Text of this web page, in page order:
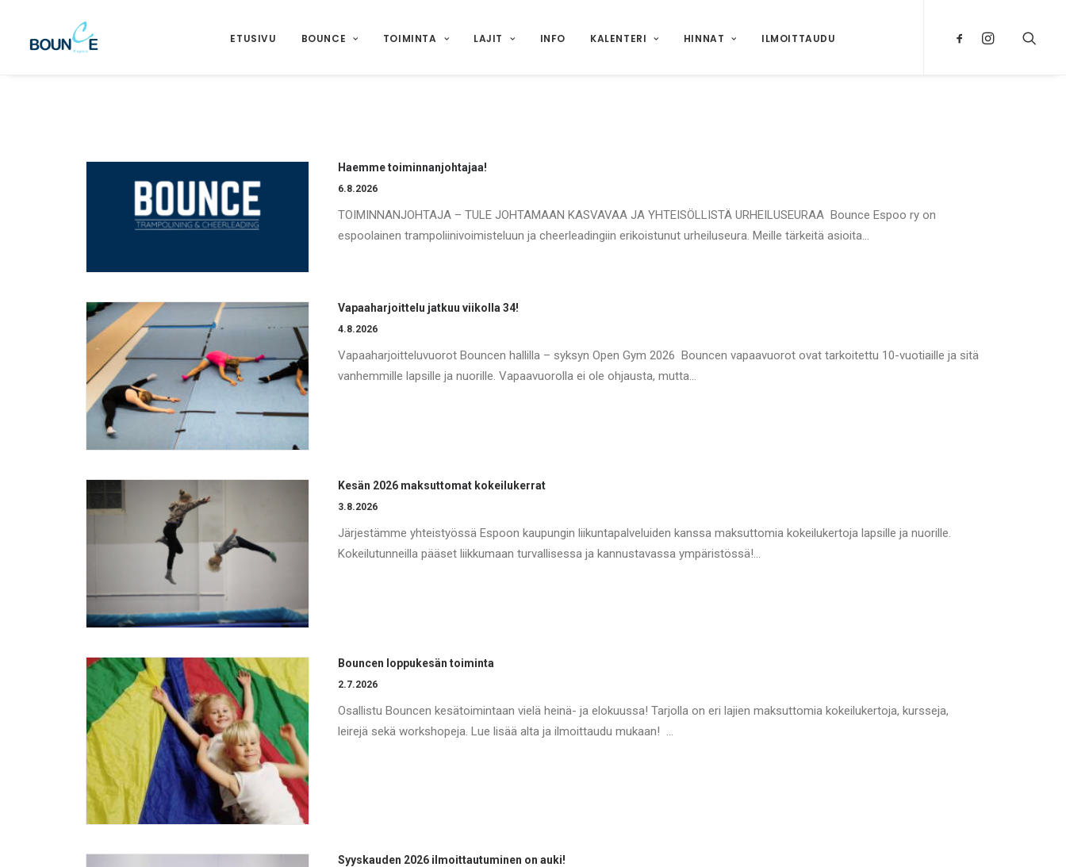
ETUSIVU BOUNCE TOIMINTA LAJIT INFO KALENTERI HINNAT ILMOITTAUDU
Haemme toiminnanjohtajaa!
6.8.2026
TOIMINNANJOHTAJA – TULE JOHTAMAAN KASVAVAA JA YHTEISÖLLISTÄ URHEILUSEURAA Bounce Espoo ry on
espoolainen trampoliinivoimisteluun ja cheerleadingiin erikoistunut urheiluseura. Meille tärkeitä asioita…
Vapaaharjoittelu jatkuu viikolla 34!
4.8.2026
Vapaaharjoitteluvuorot Bouncen hallilla – syksyn Open Gym 2026 Bouncen vapaavuorot ovat tarkoitettu 10-vuotiaille ja sitä
vanhemmille lapsille ja nuorille. Vapaavuorolla ei ole ohjausta, mutta…
Kesän 2026 maksuttomat kokeilukerrat
3.8.2026
Järjestämme yhteistyössä Espoon kaupungin liikuntapalveluiden kanssa maksuttomia kokeilukertoja lapsille ja nuorille.
Kokeilutunneilla pääset liikkumaan turvallisessa ja kannustavassa ympäristössä!…
Bouncen loppukesän toiminta
2.7.2026
Osallistu Bouncen kesätoimintaan vielä heinä- ja elokuussa! Tarjolla on eri lajien maksuttomia kokeilukertoja, kursseja,
leirejä sekä workshopeja. Lue lisää alta ja ilmoittaudu mukaan! …
Syyskauden 2026 ilmoittautuminen on auki!